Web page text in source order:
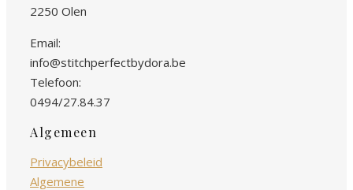
2250 Olen
Email:
info@stitchperfectbydora.be
Telefoon:
0494/27.84.37
Algemeen
Privacybeleid
Algemene